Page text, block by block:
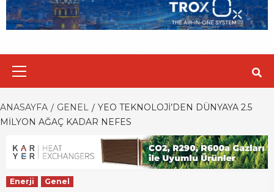
ANASAYFA GENEL
YEO TEKNOLOJI’DEN DÜNYAYA 2.5
MILYON AĞAÇ KADAR NEFES
Enerji Genel